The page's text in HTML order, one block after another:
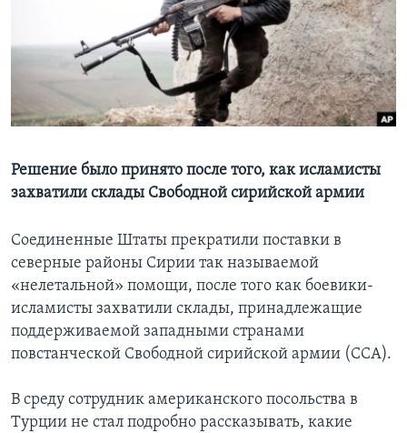
Learning English
СОЦИАЛЬНЫЕ СЕТИ
Языки
Решение было принято после того, как исламисты
захватили склады Свободной сирийской армии
Соединенные Штаты прекратили поставки в
северные районы Сирии так называемой
«нелетальной» помощи, после того как боевики-
исламисты захватили склады, принадлежащие
поддерживаемой западными странами
повстанческой Свободной сирийской армии (ССА).
В среду сотрудник американского посольства в
Турции не стал подробно рассказывать, какие